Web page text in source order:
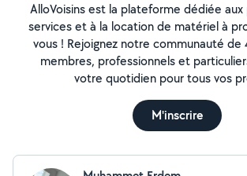
AlloVoisins est la plateforme dédiée
services et à la location de matériel à
vous ! Rejoignez notre communauté de
membres, professionnels et
votre quotidien pour tous vos
M'inscrire